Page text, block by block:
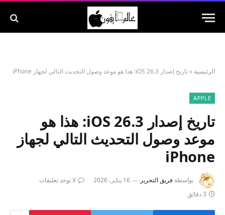
الرئيسية »تاريخ إصدار iOS 26.3: هذا هو موعد وصول التحديث التالي لجهاز iPhone
APPLE
تاريخ إصدار iOS 26.3: هذا هو
موعد وصول التحديث التالي لجهاز
iPhone
بواسطة فريق التحرير 16 يناير، 2026
لا توجد تعليقات
3 دقائق